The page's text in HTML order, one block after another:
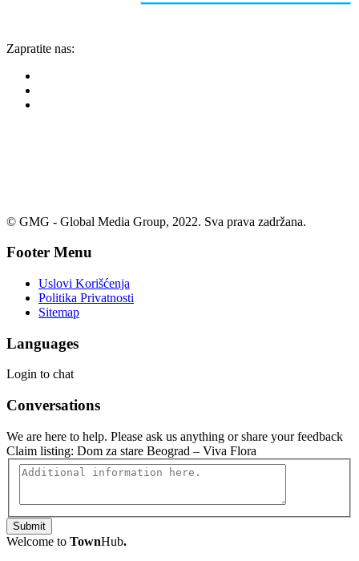
Zapratite nas:
© GMG - Global Media Group, 2022. Sva prava zadržana.
Footer Menu
Uslovi Korišćenja
Politika Privatnosti
Sitemap
Languages
Login to chat
Conversations
We are here to help. Please ask us anything or share your feedback
Claim listing: Dom za stare Beograd – Viva Flora
Submit
Welcome to TownHub.